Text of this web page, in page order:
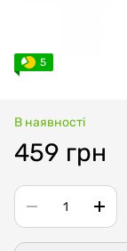
5
В наявності
459 грн